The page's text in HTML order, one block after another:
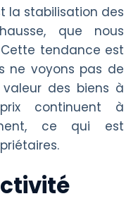
la stabilisation des
que nous
tendance est
ne voyons pas de
des biens à
continuent à
ce qui est